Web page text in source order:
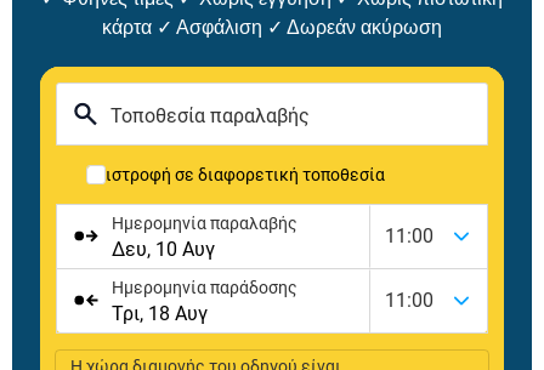
κάρτα ✓ Ασφάλιση ✓ Δωρεάν ακύρωση